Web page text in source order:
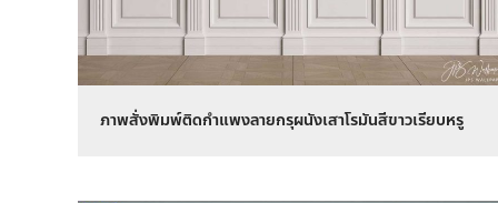
ภาพสั่งพิมพ์ติดกำแพงลายกรุผนังเสาโรมันสีขาวเรียบหรู